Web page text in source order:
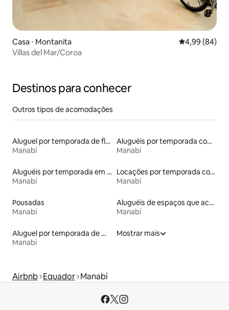
Casa ⋅ Montanita 4,99 de uma
4,99 (84)
Villas del Mar/Coroa
Destinos para conhecer
Outros tipos de acomodações
Aluguel por temporada de flats
Manabí
Aluguéis por temporada com acesso à praia
Manabí
Aluguéis por temporada em hotéis-fazenda
Manabí
Locações por temporada com piscina
Manabí
Pousadas
Manabí
Aluguéis de espaços que aceitam animais de estimação
Manabí
Aluguel por temporada de microcasas
Manabí
Mostrar mais
Airbnb Equador Manabí